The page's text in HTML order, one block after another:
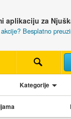
aplikaciju za
Besplatno
Kategorije